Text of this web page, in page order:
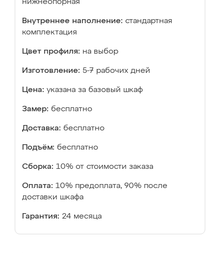
нижнеопорная
Внутреннее наполнение: стандартная
комплектация
Цвет профиля: на выбор
Изготовление: 5-7 рабочих дней
Цена: указана за базовый шкаф
Замер: бесплатно
Доставка: бесплатно
Подъём: бесплатно
Сборка: 10% от стоимости заказа
Оплата: 10% предоплата, 90% после
доставки шкафа
Гарантия: 24 месяца